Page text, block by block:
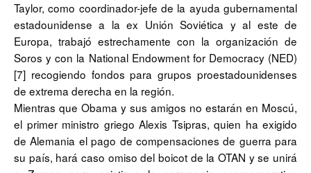
Taylor, como coordinador-jefe de la ayuda gubernamental
estadounidense a la ex Unión Soviética y al este de
Europa, trabajó estrechamente con la organización de
Soros y con la National Endowment for Democracy (NED)
[7] recogiendo fondos para grupos proestadounidenses
de extrema derecha en la región.
Mientras que Obama y sus amigos no estarán en Moscú,
el primer ministro griego Alexis Tsipras, quien ha exigido
de Alemania el pago de compensaciones de guerra para
su país, hará caso omiso del boicot de la OTAN y se unirá